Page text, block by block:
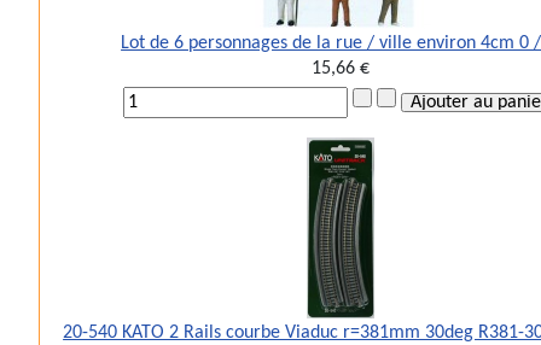
Lot de 6 personnages de la rue / ville environ 4cm 0
15,66 €
20-540 KATO 2 Rails courbe Viaduc r=381mm 30deg R381-